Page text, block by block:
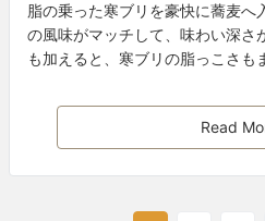
脂の乗った寒ブリを豪快に蕎麦へ
の風味がマッチして、味わい深さ
も加えると、寒ブリの脂っこさも
Read